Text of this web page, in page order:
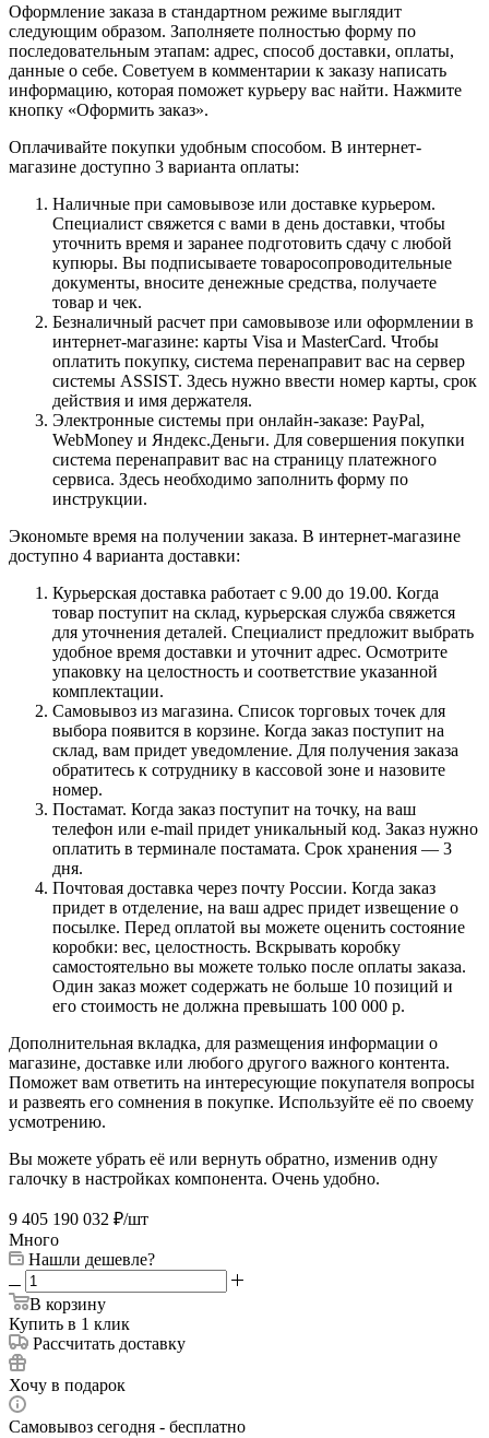
Оформление заказа в стандартном режиме выглядит
следующим образом. Заполняете полностью форму по
последовательным этапам: адрес, способ доставки, оплаты,
данные о себе. Советуем в комментарии к заказу написать
информацию, которая поможет курьеру вас найти. Нажмите
кнопку «Оформить заказ».
Оплачивайте покупки удобным способом. В интернет-
магазине доступно 3 варианта оплаты:
Наличные при самовывозе или доставке курьером.
Специалист свяжется с вами в день доставки, чтобы
уточнить время и заранее подготовить сдачу с любой
купюры. Вы подписываете товаросопроводительные
документы, вносите денежные средства, получаете
товар и чек.
Безналичный расчет при самовывозе или оформлении в
интернет-магазине: карты Visa и MasterCard. Чтобы
оплатить покупку, система перенаправит вас на сервер
системы ASSIST. Здесь нужно ввести номер карты, срок
действия и имя держателя.
Электронные системы при онлайн-заказе: PayPal,
WebMoney и Яндекс.Деньги. Для совершения покупки
система перенаправит вас на страницу платежного
сервиса. Здесь необходимо заполнить форму по
инструкции.
Экономьте время на получении заказа. В интернет-магазине
доступно 4 варианта доставки:
Курьерская доставка работает с 9.00 до 19.00. Когда
товар поступит на склад, курьерская служба свяжется
для уточнения деталей. Специалист предложит выбрать
удобное время доставки и уточнит адрес. Осмотрите
упаковку на целостность и соответствие указанной
комплектации.
Самовывоз из магазина. Список торговых точек для
выбора появится в корзине. Когда заказ поступит на
склад, вам придет уведомление. Для получения заказа
обратитесь к сотруднику в кассовой зоне и назовите
номер.
Постамат. Когда заказ поступит на точку, на ваш
телефон или e-mail придет уникальный код. Заказ нужно
оплатить в терминале постамата. Срок хранения — 3
дня.
Почтовая доставка через почту России. Когда заказ
придет в отделение, на ваш адрес придет извещение о
посылке. Перед оплатой вы можете оценить состояние
коробки: вес, целостность. Вскрывать коробку
самостоятельно вы можете только после оплаты заказа.
Один заказ может содержать не больше 10 позиций и
его стоимость не должна превышать 100 000 р.
Дополнительная вкладка, для размещения информации о
магазине, доставке или любого другого важного контента.
Поможет вам ответить на интересующие покупателя вопросы
и развеять его сомнения в покупке. Используйте её по своему
усмотрению.
Вы можете убрать её или вернуть обратно, изменив одну
галочку в настройках компонента. Очень удобно.
9 405 190 032 ₽/шт
Много
Нашли дешевле?
В корзину
Купить в 1 клик
Рассчитать доставку
Хочу в подарок
Самовывоз сегодня - бесплатно